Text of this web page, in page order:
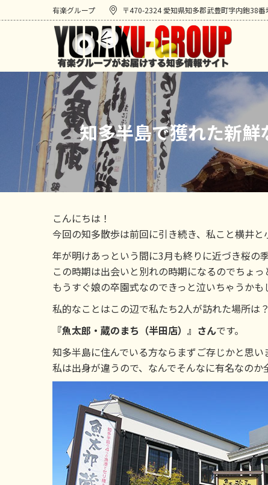
有楽グループ 〒470-2324 愛知県知多郡武豊町字内鉋38番
知多半島で獲れた新
こんにちは！
今回の知多散歩は前回に引き続き、私こと横井と
年が明けあっという間に3月も終りに近づき桜の
この時期は出会いと別れの時期になるのでちょっ
もうすぐ娘の卒園式なのできっと泣いちゃうかも
私的なことはこの辺で私たち2人が訪れた場所は？
『魚太郎・蔵のまち（半田店）』さんです。
知多半島に住んでいる方ならまずご存じかと思い
私は出身が違うので、なんでそんなに有名なのか